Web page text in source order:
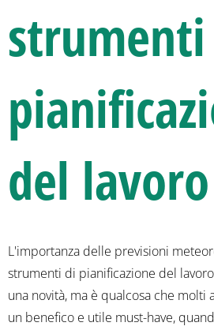
del lavoro
L'importanza delle previsioni
strumenti di pianificazione del
una novità, ma è qualcosa che
un benefico e utile must-have,